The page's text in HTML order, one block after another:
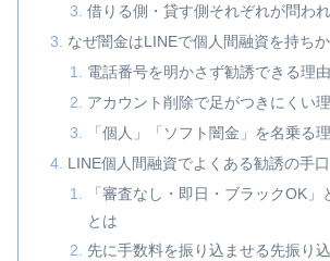
借りる側・貸す側それぞれが問わ
なぜ闇金はLINEで個人間融資を持ち
電話番号を明かさず勧誘できる理
アカウント削除で足がつきにくい
「個人」「ソフト闇金」を名乗る
LINE個人間融資でよくある勧誘の手口
「審査なし・即日・ブラックOK」
とは
先に手数料を振り込ませる先振り